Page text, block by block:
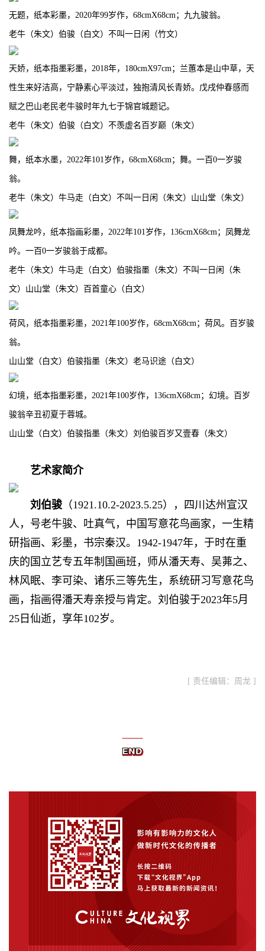
无题，纸本彩墨，2020年99岁作，68cmX68cm；九九骏翁。
老牛（朱文）伯骏（白文）不叫一日闲（竹文）
天娇，纸本指墨彩墨，2018年，180cmX97cm；兰蕙本是山中草，天
性生来好洁高，宁静素心平淡过，独抱清风长青娇。戊戌仲春感而
赋之巴山老民老牛骏时年九七于锦官城题记。
老牛（朱文）伯骏（白文）不羡虚名百岁巅（朱文）
舞，纸本水墨，2022年101岁作，68cmX68cm；舞。一百0一岁骏
翁。
老牛（朱文）牛马走（白文）不叫一日闲（朱文）山山堂（朱文）
凤舞龙吟，纸本指画彩墨，2022年101岁作，136cmX68cm；凤舞龙
吟。一百0一岁骏翁于成都。
老牛（朱文）牛马走（白文）伯骏指墨（朱文）不叫一日闲（朱
文）山山堂（朱文）百首童心（白文）
荷风，纸本指墨彩墨，2021年100岁作，68cmX68cm；荷风。百岁骏
翁。
山山堂（白文）伯骏指墨（朱文）老马识途（白文）
幻境，纸本指墨彩墨，2021年100岁作，136cmX68cm；幻境。百岁
骏翁辛丑初夏于蓉城。
山山堂（白文）伯骏指墨（朱文）刘伯骏百岁又壹春（朱文）
艺术家简介
刘伯骏 （1921.10.2-2023.5.25），四川达州宣汉
人，号老牛骏、吐真气，中国写意花鸟画家，一生精
研指画、彩墨，书宗秦汉。1942-1947年，于时在重
庆的国立艺专五年制国画班，师从潘天寿、吴茀之、
林风眠、李可染、诸乐三等先生，系统研习写意花鸟
画，指画得潘天寿亲授与肯定。刘伯骏于2023年5月
25日仙逝，享年102岁。
[ 责任编辑：周龙 ]